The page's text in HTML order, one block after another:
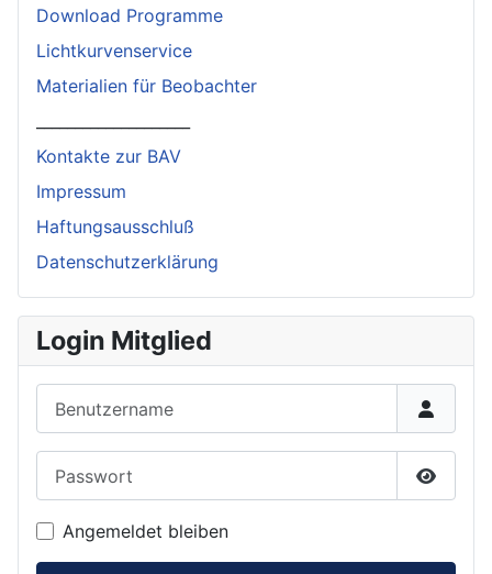
Download Programme
Lichtkurvenservice
Materialien für Beobachter
Kontakte zur BAV
Impressum
Haftungsausschluß
Datenschutzerklärung
Login Mitglied
Angemeldet bleiben